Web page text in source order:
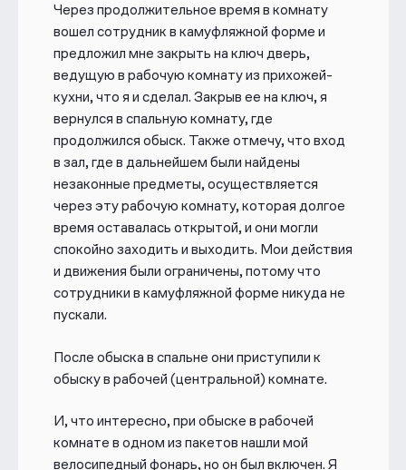
Через продолжительное время в комнату
вошел сотрудник в камуфляжной форме и
предложил мне закрыть на ключ дверь,
ведущую в рабочую комнату из прихожей-
кухни, что я и сделал. Закрыв ее на ключ, я
вернулся в спальную комнату, где
продолжился обыск. Также отмечу, что вход
в зал, где в дальнейшем были найдены
незаконные предметы, осуществляется
через эту рабочую комнату, которая долгое
время оставалась открытой, и они могли
спокойно заходить и выходить. Мои действия
и движения были ограничены, потому что
сотрудники в камуфляжной форме никуда не
пускали.
После обыска в спальне они приступили к
обыску в рабочей (центральной) комнате.
И, что интересно, при обыске в рабочей
комнате в одном из пакетов нашли мой
велосипедный фонарь, но он был включен. Я